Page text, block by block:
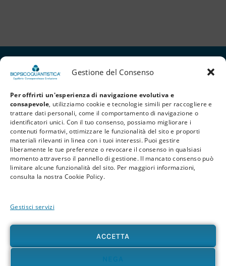
Gestione del Consenso
Per offrirti un'esperienza di navigazione evolutiva e
consapevole, utilizziamo cookie e tecnologie simili per raccogliere e
trattare dati personali, come il comportamento di navigazione o
identificatori unici. Con il tuo consenso, possiamo migliorare i
contenuti formativi, ottimizzare le funzionalità del sito e proporti
materiali rilevanti in linea con i tuoi interessi. Puoi gestire
liberamente le tue preferenze o revocare il consenso in qualsiasi
momento attraverso il pannello di gestione. Il mancato consenso può
limitare alcune funzionalità del sito. Per maggiori informazioni,
consulta la nostra Cookie Policy.
Gestisci servizi
ACCETTA
NEGA
Privacy Policy Cookie Policy Termini e Condizioni
© 2026 BioPsicoQuantistica® – Tutti i diritti riservati. Powered byAthena
Company
divulgativi associati alla BioPsicoQuantistica®, non sostituiscono in alcun modo
consulenze, diagnosi o trattamenti medici e psicologici. In presenza di patologie o disturbi
di qualunque natura – fisica, psicologica o emotiva – si raccomanda sempre di rivolgersi al
proprio medico o a un professionista sanitario qualificato. L’utente è pienamente